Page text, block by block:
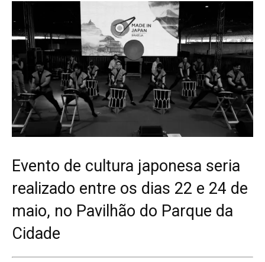
Evento de cultura japonesa seria
realizado entre os dias 22 e 24 de
maio, no Pavilhão do Parque da
Cidade